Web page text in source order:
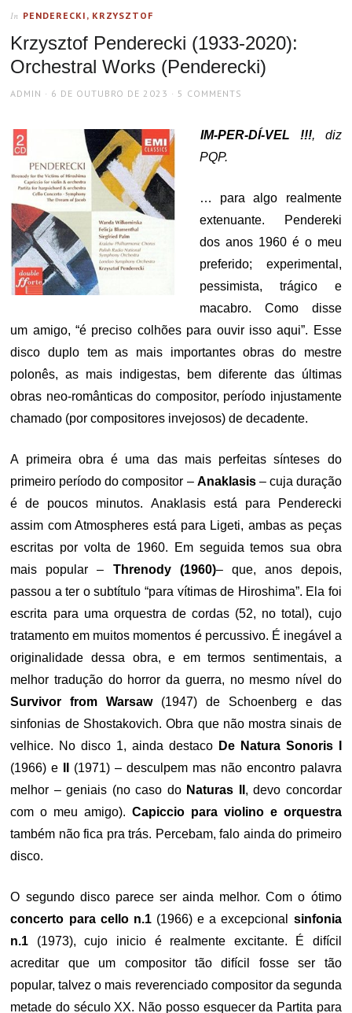
In PENDERECKI, KRZYSZTOF
Krzysztof Penderecki (1933-2020):
Orchestral Works (Penderecki)
AUTHOR
ADMIN
POSTED
6 DE OUTUBRO DE 2023 5 COMMENTS
IM-PER-DÍ-VEL !!!, diz
PQP.
… para algo realmente
extenuante. Pendereki
dos anos 1960 é o meu
preferido; experimental,
pessimista, trágico e
macabro. Como disse
um amigo, “é preciso colhões para ouvir isso aqui”. Esse
disco duplo tem as mais importantes obras do mestre
polonês, as mais indigestas, bem diferente das últimas
obras neo-românticas do compositor, período injustamente
chamado (por compositores invejosos) de decadente.
A primeira obra é uma das mais perfeitas sínteses do
primeiro período do compositor – Anaklasis– cuja duração
é de poucos minutos. Anaklasis está para Penderecki
assim com Atmospheres está para Ligeti, ambas as peças
escritas por volta de 1960. Em seguida temos sua obra
mais popular – Threnody (1960)– que, anos depois,
passou a ter o subtítulo “para vítimas de Hiroshima”. Ela foi
escrita para uma orquestra de cordas (52, no total), cujo
tratamento em muitos momentos é percussivo. É inegável a
originalidade dessa obra, e em termos sentimentais, a
melhor tradução do horror da guerra, no mesmo nível do
Survivor from Warsaw(1947) de Schoenberg e das
sinfonias de Shostakovich. Obra que não mostra sinais de
velhice. No disco 1, ainda destaco De Natura Sonoris I
(1966) e
(1971) – desculpem mas não encontro palavra
melhor – geniais (no caso do Naturas II , devo concordar
com o meu amigo). Capiccio para violino e orquestra
também não fica pra trás. Percebam, falo ainda do primeiro
disco.
O segundo disco parece ser ainda melhor. Com o ótimo
concerto para cello n.1(1966) e a excepcional sinfonia
n.1 (1973), cujo inicio é realmente excitante. É difícil
acreditar que um compositor tão difícil fosse ser tão
popular, talvez o mais reverenciado compositor da segunda
metade do século XX. Não posso esquecer da Partita para